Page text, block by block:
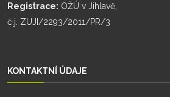
Registrace: OŽÚ v Jihlavě,
č.j. ZUJI/2293/2011/PR/3
KONTAKTNÍ ÚDAJE